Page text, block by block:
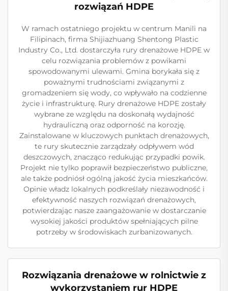
rozwiązań HDPE
W ramach ostatniego projektu w centrum Manili na
Filipinach, firma Shijiazhuang Shentong Plastic
Industry Co., Ltd. dostarczyła rury drenażowe HDPE w
celu rozwiązania problemów z powikami
spowodowanymi ulewami. Gmina borykała się z
poważnymi trudnościami związanymi z
gromadzeniem się wody, co wpływało na codzienne
życie i infrastrukturę. Rury drenażowe HDPE zostały
wybrane ze względu na doskonałą wydajność
hydrauliczną oraz odporność na korozję.
Zainstalowane w kluczowych punktach drenażowych,
te rury skutecznie zarządzały odpływem wód
deszczowych, znacząco redukując przypadki powik.
Projekt nie tylko poprawił bezpieczeństwo publiczne,
ale także podniósł ogólną jakość życia mieszkańców.
Opinie władz lokalnych podkreślały niezawodność i
efektywność naszych rozwiązań drenażowych,
potwierdzając nasze zaangażowanie w dostarczanie
wysokiej jakości produktów spełniających pilne
potrzeby w środowiskach zurbanizowanych.
Rozwiązania drenażowe w rolnictwie z
wykorzystaniem rur HDPE